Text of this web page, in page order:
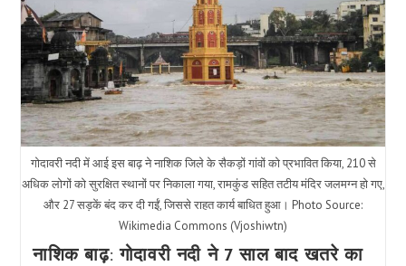
गोदावरी नदी में आई इस बाढ़ ने नाशिक जिले के सैकड़ों गांवों को प्रभावित किया, 210 से
अधिक लोगों को सुरक्षित स्थानों पर निकाला गया, रामकुंड सहित तटीय मंदिर जलमग्न हो गए,
और 27 सड़कें बंद कर दी गईं, जिससे राहत कार्य बाधित हुआ। Photo Source:
Wikimedia Commons (Vjoshiwtn)
नाशिक बाढ़: गोदावरी नदी ने 7 साल बाद खतरे का